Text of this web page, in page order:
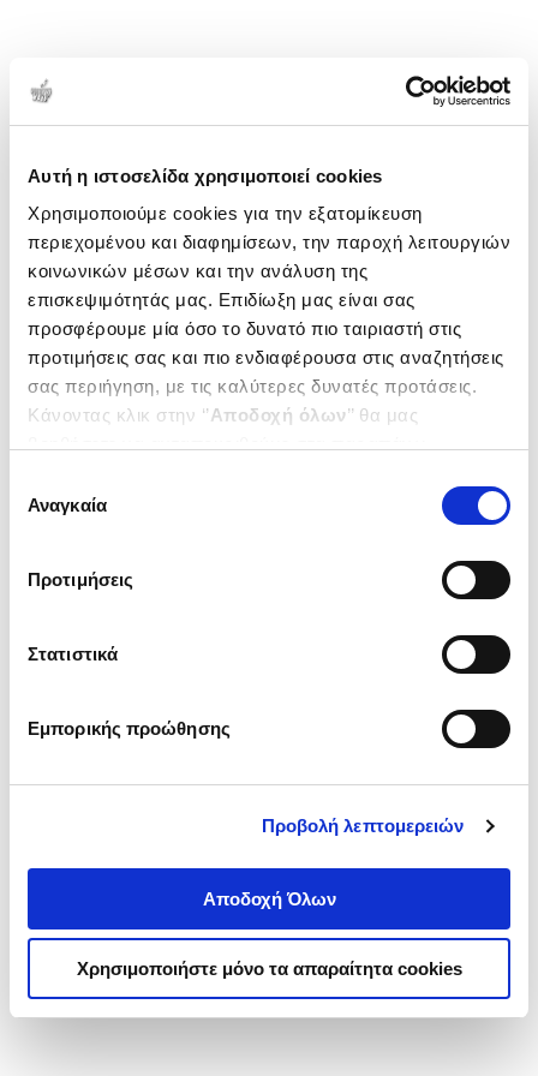
Αυτή η ιστοσελίδα χρησιμοποιεί cookies
Χρησιμοποιούμε cookies για την εξατομίκευση
περιεχομένου και διαφημίσεων, την παροχή λειτουργιών
κοινωνικών μέσων και την ανάλυση της
επισκεψιμότητάς μας. Επιδίωξη μας είναι σας
προσφέρουμε μία όσο το δυνατό πιο ταιριαστή στις
προτιμήσεις σας και πιο ενδιαφέρουσα στις αναζητήσεις
σας περιήγηση, με τις καλύτερες δυνατές προτάσεις.
Κάνοντας κλικ στην ‘’Αποδοχή όλων’’ θα μας
ενδιαφέρουν και να επιλέξετε από τα παρακάτω με την
΄΄και να ενημερωθείτε σχετικά με
συγκατάθεσης
Αναγκαία
Προτιμήσεις
Στατιστικά
Εμπορικής προώθησης
Προβολή λεπτομερειών
Αποδοχή Όλων
Χρησιμοποιήστε μόνο τα απαραίτητα cookies